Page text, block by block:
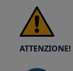
ATTENZIONE!